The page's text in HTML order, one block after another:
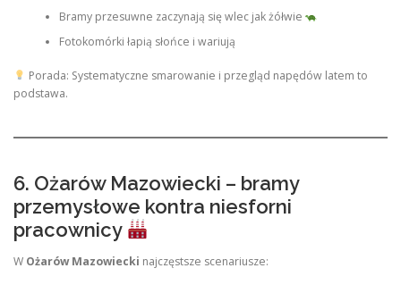
Bramy przesuwne zaczynają się wlec jak żółwie
Fotokomórki łapią słońce i wariują
Porada: Systematyczne smarowanie i przegląd napędów latem to
podstawa.
6. Ożarów Mazowiecki – bramy
przemysłowe kontra niesforni
pracownicy
W Ożarów Mazowiecki najczęstsze scenariusze: